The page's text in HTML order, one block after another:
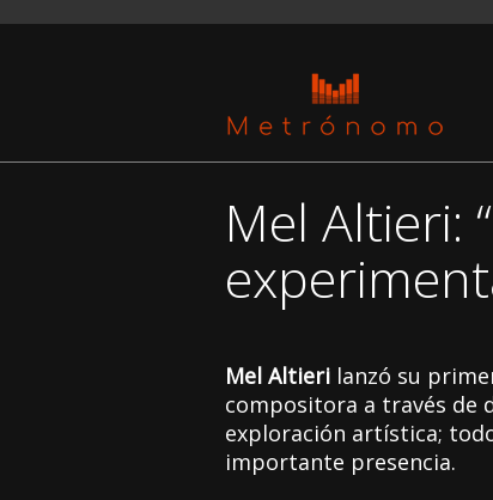
Mel Altieri:
Mel Altieri lanzó su
compositora a través de
exploración artística;
importante presencia.